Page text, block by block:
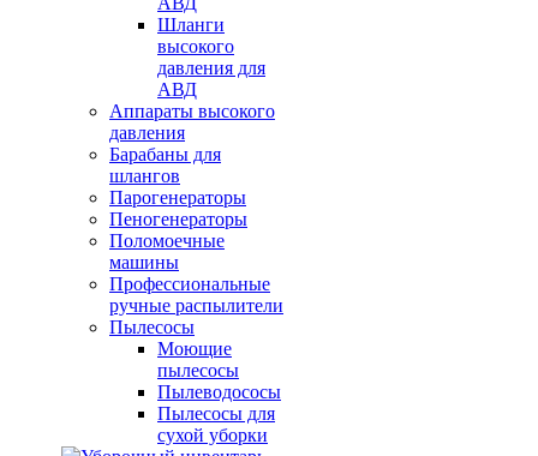
Шланги
высокого
давления для
АВД
Аппараты высокого
давления
Барабаны для
шлангов
Парогенераторы
Пеногенераторы
Поломоечные
машины
Профессиональные
ручные распылители
Пылесосы
Моющие
пылесосы
Пылеводососы
Пылесосы для
сухой уборки